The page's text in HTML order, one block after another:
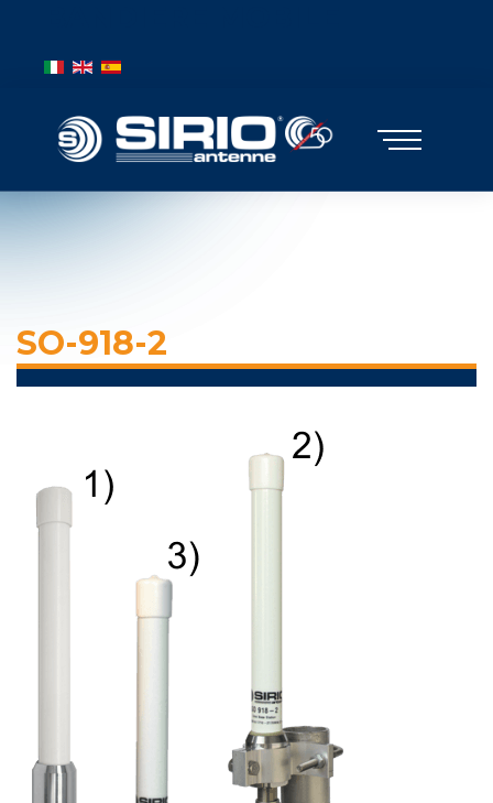
Выберите язык
SO-918-2